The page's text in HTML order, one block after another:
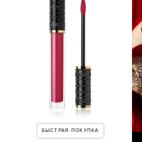
БЫСТРАЯ ПОКУПКА